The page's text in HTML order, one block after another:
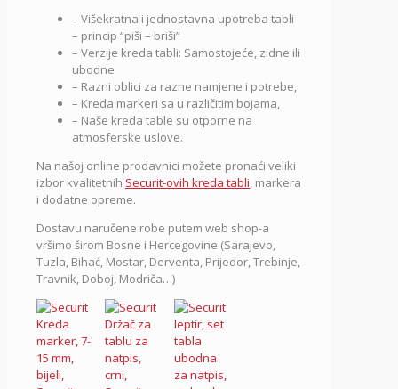
– Višekratna i jednostavna upotreba tabli
– princip “piši – briši”
– Verzije kreda tabli: Samostojeće, zidne ili
ubodne
– Razni oblici za razne namjene i potrebe,
– Kreda markeri sa u različitim bojama,
– Naše kreda table su otporne na
atmosferske uslove.
Na našoj online prodavnici možete pronaći veliki
izbor kvalitetnih Securit-ovih kreda tabli, markera
i dodatne opreme.
Dostavu naručene robe putem web shop-a
vršimo širom Bosne i Hercegovine (Sarajevo,
Tuzla, Bihać, Mostar, Derventa, Prijedor, Trebinje,
Travnik, Doboj, Modriča…)